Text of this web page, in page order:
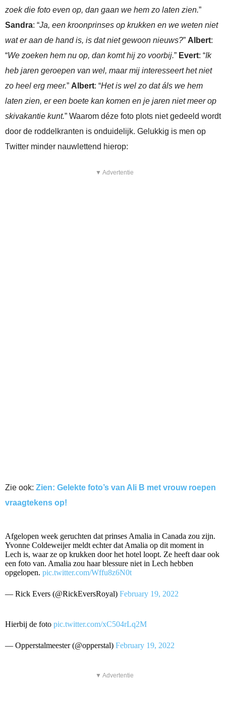
zoek die foto even op, dan gaan we hem zo laten zien.”
Sandra: “Ja, een kroonprinses op krukken en we weten niet
wat er aan de hand is, is dat niet gewoon nieuws?” Albert:
“We zoeken hem nu op, dan komt hij zo voorbij.” Evert: “Ik
heb jaren geroepen van wel, maar mij interesseert het niet
zo heel erg meer.” Albert: “Het is wel zo dat áls we hem
laten zien, er een boete kan komen en je jaren niet meer op
skivakantie kunt.” Waarom déze foto plots niet gedeeld wordt
door de roddelkranten is onduidelijk. Gelukkig is men op
Twitter minder nauwlettend hierop:
▼ Advertentie
Zie ook: Zien: Gelekte foto’s van Ali B met vrouw roepen
vraagtekens op!
Afgelopen week geruchten dat prinses Amalia in Canada zou zijn.
Yvonne Coldeweijer meldt echter dat Amalia op dit moment in
Lech is, waar ze op krukken door het hotel loopt. Ze heeft daar ook
een foto van. Amalia zou haar blessure niet in Lech hebben
opgelopen. pic.twitter.com/Wffu8z6N0t
— Rick Evers (@RickEversRoyal) February 19, 2022
Hierbij de foto pic.twitter.com/xC504rLq2M
— Opperstalmeester (@opperstal) February 19, 2022
▼ Advertentie